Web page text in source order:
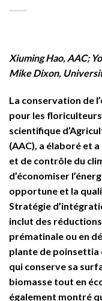
Xiuming Hao, AAC;
Mike Dixon,
La conservation de
pour les
scientifique
(AAC), a élaboré et
et de contrôle du
d’économiser
opportune et la
Stratégie
inclut des
prématinale ou en
plante de poinsettia
qui conserve sa
biomasse tout en
également montré